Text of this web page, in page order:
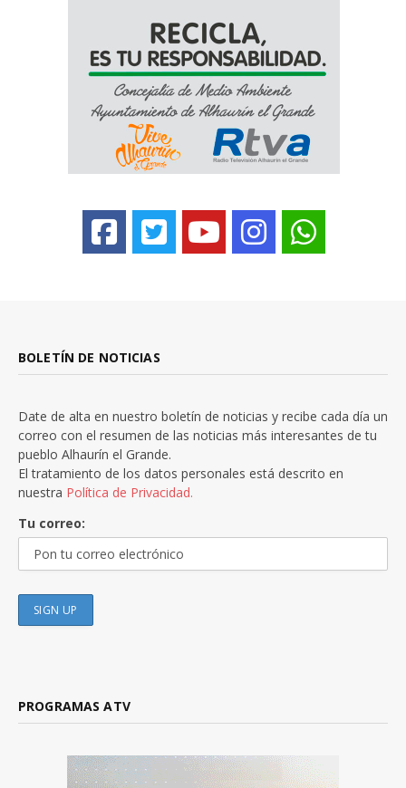
BOLETÍN DE NOTICIAS
Date de alta en nuestro boletín de noticias y recibe cada día un
correo con el resumen de las noticias más interesantes de tu
pueblo Alhaurín el Grande.
El tratamiento de los datos personales está descrito en
nuestra Política de Privacidad.
Tu correo:
PROGRAMAS ATV